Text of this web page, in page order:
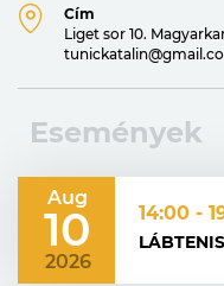
Cím
Liget sor 10.
Események
Aug
10
2026
14:00 -